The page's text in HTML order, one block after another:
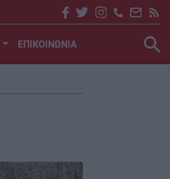
ΕΠΙΚΟΙΝΩΝΙΑ